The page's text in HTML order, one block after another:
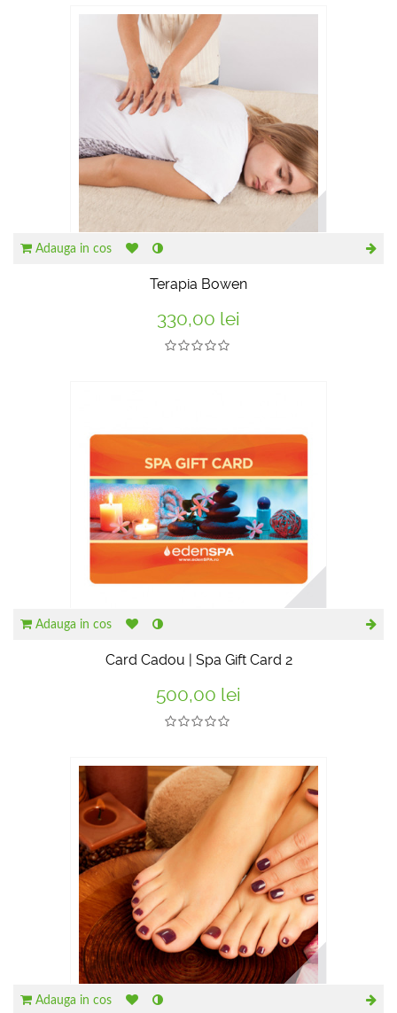
RECOMANDATE
Adauga in cos
Terapia Bowen
330,00 lei
Adauga in cos
Card Cadou | Spa Gift Card 2
500,00 lei
Adauga in cos